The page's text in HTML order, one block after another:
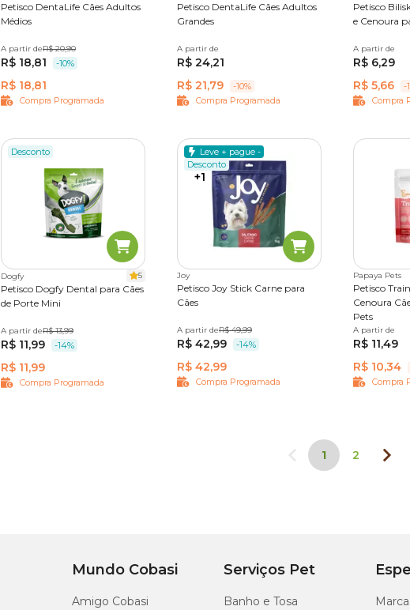
Petisco DentaLife Cães Adultos
Médios
7 unidades
A partir deR$ 20,90
R$ 18,81 -10%
R$ 18,81
Compra Programada
Petisco DentaLife Cães Adultos
Grandes
7 unidades
A partir de
R$ 24,21
R$ 21,79
-10%
Compra Programada
Petisco
e Cenoura
65g 500g
A partir de
R$ 6,29
R$ 5,66
-
Compra
Desconto
Dogfy 5
Petisco Dogfy Dental para Cães
de Porte Mini
7 unidades
A partir deR$ 13,99
R$ 11,99 -14%
R$ 11,99
Compra Programada
Leve + pague -
Desconto
+1
Joy
Petisco Joy Stick Carne para
Cães
65 g 500 g 1 kg
A partir deR$ 49,99
R$ 42,99 -14%
R$ 42,99
Compra Programada
Papaya Pets
Petisco
Cenoura
Pets
100 g
A partir de
R$ 11,49
R$ 10,34
Compra
1 2
Mundo Cobasi
Amigo Cobasi
Serviços Pet
Banho e Tosa